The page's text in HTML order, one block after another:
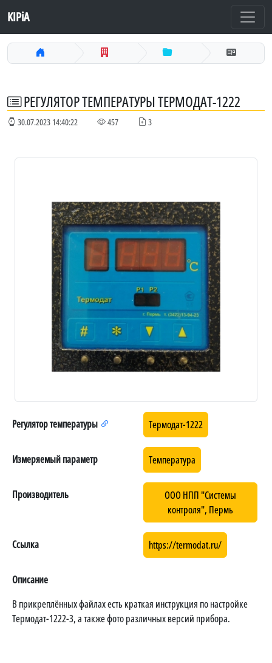
KIPiA
РЕГУЛЯТОР ТЕМПЕРАТУРЫ ТЕРМОДАТ-1222
30.07.2023 14:40:22 457 3
Регулятор температуры Термодат-1222
Измеряемый параметр Температура
Производитель
ООО НПП "Системы
контроля", Пермь
Ссылка https://termodat.ru/
Описание
В прикреплённых файлах есть краткая инструкция по настройке
Термодат-1222-3, а также фото различных версий прибора.